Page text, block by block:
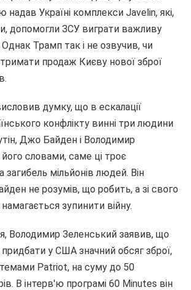
надав Україні комплекси Javelin, які,
допомогли ЗСУ виграти важливу
Трамп так і не озвучив, чи
продаж Києву нової зброї
думку, що в ескалації
конфлікту винні три людини
Джо Байден і Володимир
словами, саме ці троє
загибель мільйонів людей. Він
не розумів, що робить, а зі свого
зупинити війну.
Володимир Зеленський заявив, що
придбати у США значний обсяг зброї,
Patriot, на суму до 50
В інтерв'ю програмі 60 Minutes він